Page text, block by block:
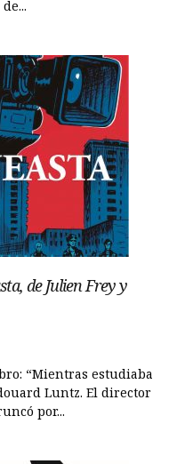
de Julien Frey y
“Mientras estudiaba
Luntz. El director
por...